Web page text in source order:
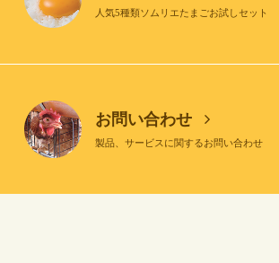
人気5種類ソムリエたまごお試しセット
お問い合わせ
製品、サービスに関するお問い合わせ